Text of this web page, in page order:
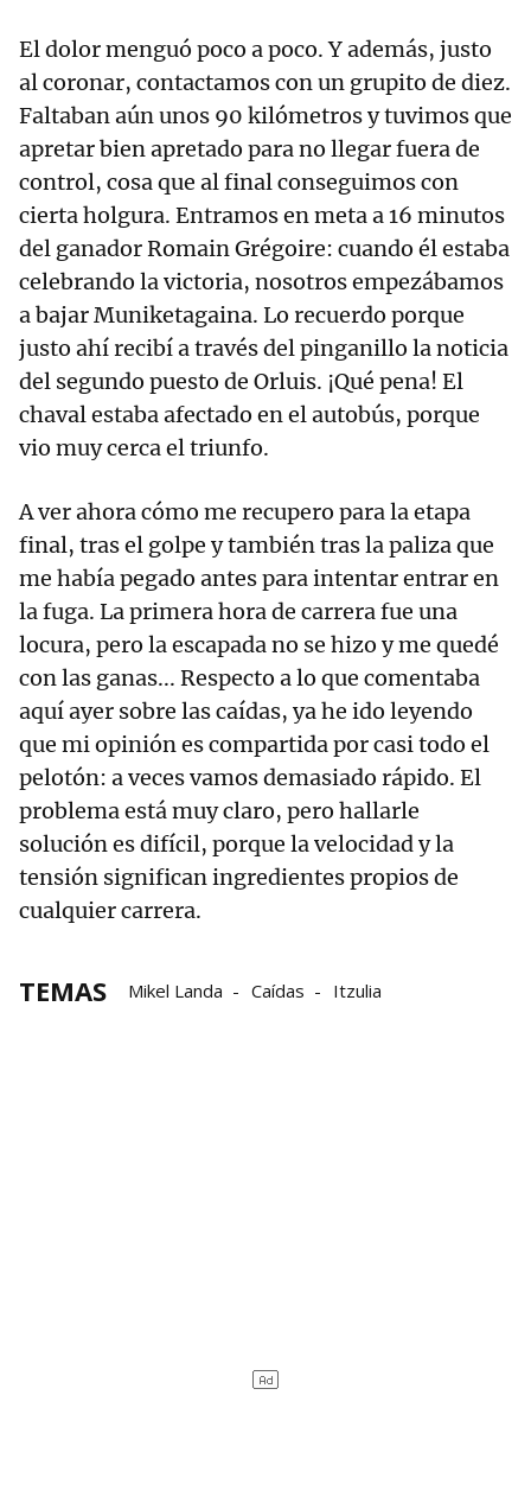
El dolor menguó poco a poco. Y además, justo
al coronar, contactamos con un grupito de diez.
Faltaban aún unos 90 kilómetros y tuvimos que
apretar bien apretado para no llegar fuera de
control, cosa que al final conseguimos con
cierta holgura. Entramos en meta a 16 minutos
del ganador Romain Grégoire: cuando él estaba
celebrando la victoria, nosotros empezábamos
a bajar Muniketagaina. Lo recuerdo porque
justo ahí recibí a través del pinganillo la noticia
del segundo puesto de Orluis. ¡Qué pena! El
chaval estaba afectado en el autobús, porque
vio muy cerca el triunfo.
A ver ahora cómo me recupero para la etapa
final, tras el golpe y también tras la paliza que
me había pegado antes para intentar entrar en
la fuga. La primera hora de carrera fue una
locura, pero la escapada no se hizo y me quedé
con las ganas... Respecto a lo que comentaba
aquí ayer sobre las caídas, ya he ido leyendo
que mi opinión es compartida por casi todo el
pelotón: a veces vamos demasiado rápido. El
problema está muy claro, pero hallarle
solución es difícil, porque la velocidad y la
tensión significan ingredientes propios de
cualquier carrera.
TEMAS Mikel Landa Caídas Itzulia